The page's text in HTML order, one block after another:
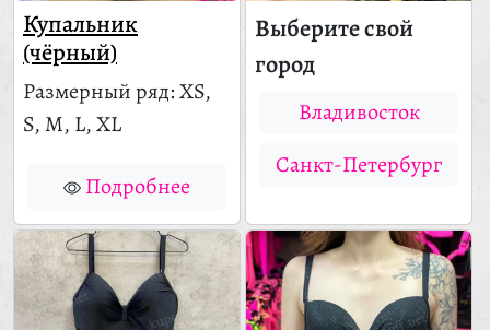
Выберите свой
город
Владивосток
Санкт-Петербург
Купальник
(чёрный)
Размерный ряд: XS,
S, M, L, XL
Подробнее